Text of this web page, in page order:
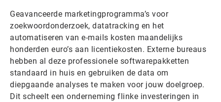
Geavanceerde marketingprogramma’s voor
zoekwoordonderzoek, datatracking en het
automatiseren van e-mails kosten maandelijks
honderden euro’s aan licentiekosten. Externe bureaus
hebben al deze professionele softwarepakketten
standaard in huis en gebruiken de data om
diepgaande analyses te maken voor jouw doelgroep.
Dit scheelt een onderneming flinke investeringen in